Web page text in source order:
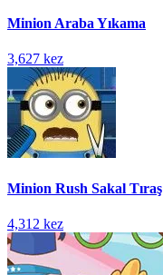
Minion Araba Yıkama
3,627 kez
Minion Rush Sakal Tıraş
4,312 kez